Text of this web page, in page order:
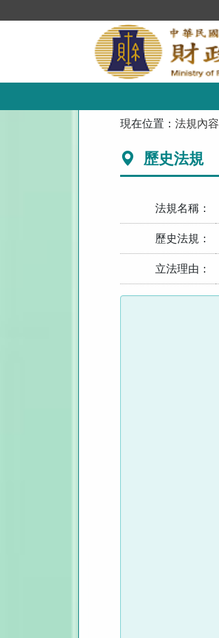
到
現在位置：法規內容
歷史法規
法規名稱：
歷史法規：
立法理由：